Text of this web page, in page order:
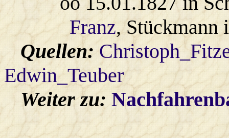
Franz, Stückmann
Quellen:
Edwin_Teuber
Weiter zu: